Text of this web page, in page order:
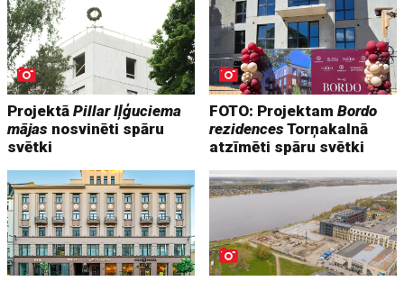
ProjektāPillar Iļģuciema
mājas nosvinēti spāru
svētki
FOTO: ProjektamBordo
rezidencesTorņakalnā
atzīmēti spāru svētki